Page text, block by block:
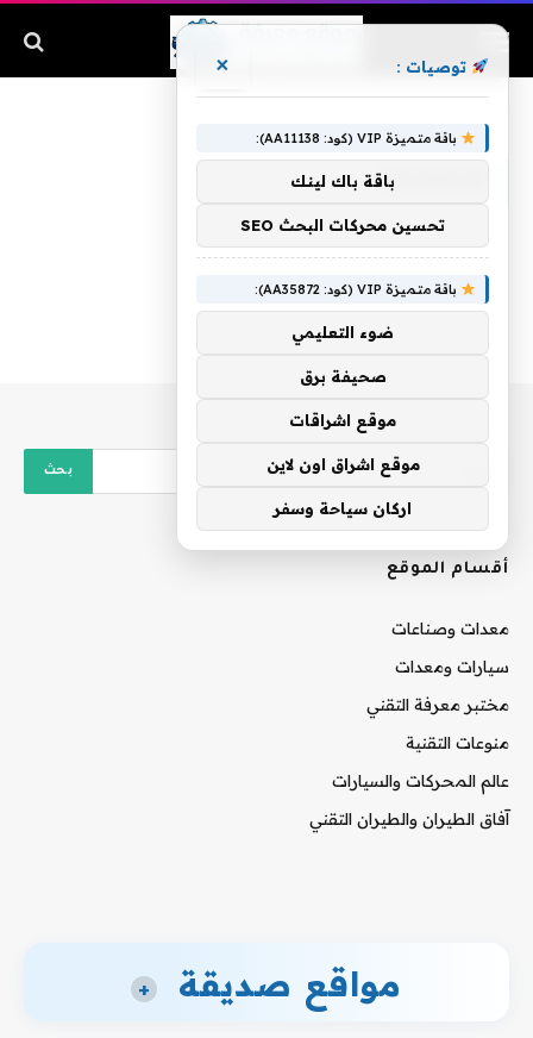
الإجتماعية
أقسام الموقع
معدات وصناعات
سيارات ومعدات
مختبر معرفة التقني
منوعات التقنية
عالم المحركات والسيارات
آفاق الطيران والطيران التقني
مواقع صديقة +
توصيات : ×
باقة متميزة VIP (كود: AA11138):
باقة باك لينك
تحسين محركات البحث SEO
باقة متميزة VIP (كود: AA35872):
ضوء التعليمي
صحيفة برق
موقع اشراقات
موقع اشراق اون لاين
اركان سياحة وسفر